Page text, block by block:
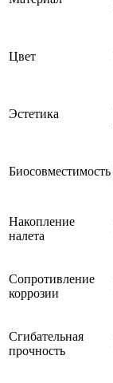
Цвет
Эстетика
Биосовместимость
Накопление
налета
Сопротивление
коррозии
Сгибательная
прочность